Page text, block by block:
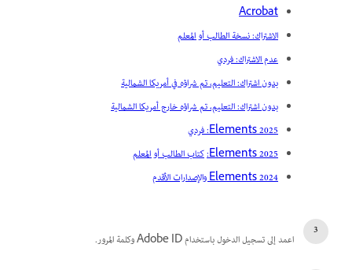
Acrobat
الاشتراك: نسخة الطالب أو المعلم
عدم الاشتراك: فردي
بدون اشتراك: التعليم، تم شراؤه في أمريكا الشمالية
بدون اشتراك: التعليم، تم شراؤه خارج أمريكا الشمالية
Elements 2025: فردي
Elements 2025: كتاب الطالب أو المعلم
Elements 2024 والإصدارات الأقدم
اعمد إلى تسجيل الدخول باستخدام Adobe ID وكلمة المرور.